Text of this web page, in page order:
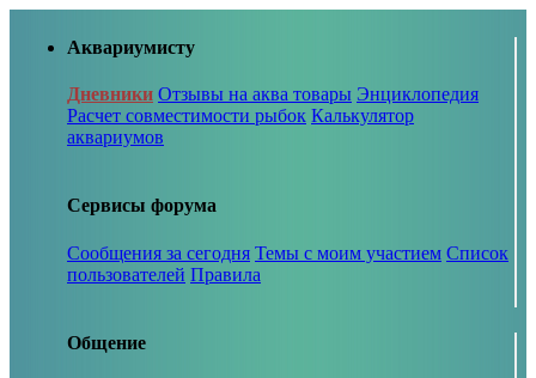
Аквариумисту
Дневники Отзывы на аква товары Энциклопедия
Расчет совместимости рыбок Калькулятор
аквариумов
Сервисы форума
Сообщения за сегодня Темы с моим участием Список
пользователей Правила
Общение